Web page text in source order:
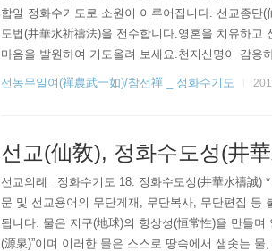
합일 정화수기도로 소원이 이루어집니다. 선교종단
도법(井華水祈禱法)을 전수합니다.영혼을 치유하
마음을 발원하여 기도올려 보세요.천지신명이 감응
0시 순천시 왕지동 선교총림선림원 본원_ 선제님
선농무일여(禪農武一如)/참선禪 _ 정화수기도
선교(仙敎), 정화수도성(井
선교의례 _정화수기도 18. 정화수도성(井華水禱誠)
문 및 선교용어의 무단게재, 무단복사, 무단편집 등
됩니다. 물은 지구(地球)의 항상성(恒常性)을 만들며
(源泉)”이며 이러한 물은 스스로 땅속에서 샘솟는